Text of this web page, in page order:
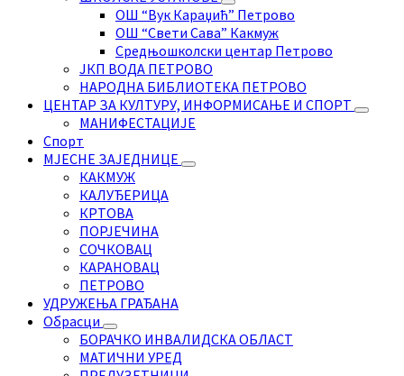
ОШ “Вук Караџић” Петрово
ОШ “Свети Сава” Какмуж
Средњошколски центар Петрово
ЈКП ВОДА ПЕТРОВО
НАРОДНА БИБЛИОТЕКА ПЕТРОВО
ЦЕНТАР ЗА КУЛТУРУ, ИНФОРМИСАЊЕ И СПОРТ
МАНИФЕСТАЦИЈЕ
Спорт
МЈЕСНЕ ЗАЈЕДНИЦЕ
КАКМУЖ
КАЛУЂЕРИЦА
КРТОВА
ПОРЈЕЧИНА
СОЧКОВАЦ
КАРАНОВАЦ
ПЕТРОВО
УДРУЖЕЊА ГРАЂАНА
Обрасци
БОРАЧКО ИНВАЛИДСКА ОБЛАСТ
МАТИЧНИ УРЕД